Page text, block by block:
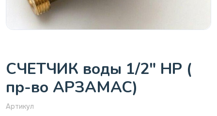
СЧЕТЧИК воды 1/2" НР (
пр-во АРЗАМАС)
Артикул